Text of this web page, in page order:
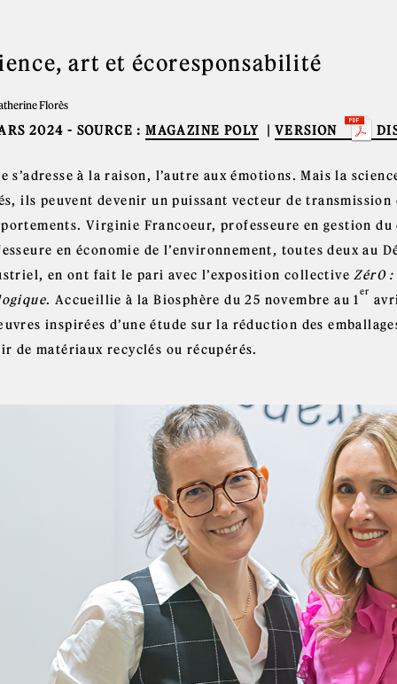
art et écoresponsabilité
Florès
2024 - SOURCE :MAGAZINE POLY |VERSION
s’adresse à la raison, l’autre aux émotions. Mais la
ils peuvent devenir un puissant vecteur de transmission
Virginie Francoeur, professeure en gestion du
en économie de l’environnement, toutes deux au
en ont fait le pari avec l’exposition collectiveZér0
. Accueillie à la Biosphère du 25 novembre au 1
er
inspirées d’une étude sur la réduction des
de matériaux recyclés ou récupérés.